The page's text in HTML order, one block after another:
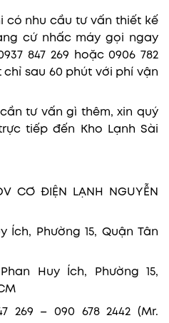
có nhu cầu tư vấn thiết kế
cứ nhấc máy gọi ngay
847 269 hoặc 0906 782
chỉ sau 60 phút với phí vận
tư vấn gì thêm, xin quý
tiếp đến Kho Lạnh Sài
CƠ ĐIỆN LẠNH NGUYỄN
Ích, Phường 15, Quận Tân
Huy Ích, Phường 15,
269 – 090 678 2442 (Mr.